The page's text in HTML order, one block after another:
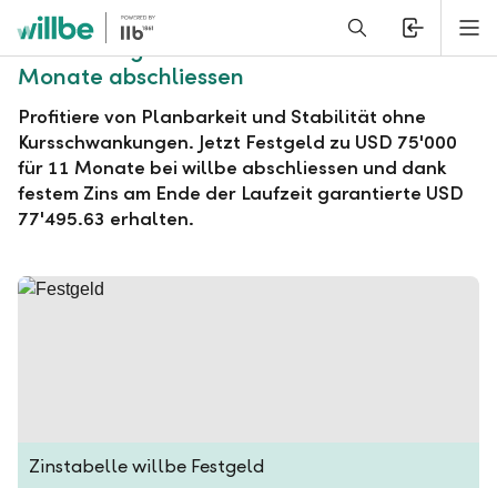
Alerts.Headline
willbe Festgeld zu USD 75'000 für 11
Monate abschliessen
Profitiere von Planbarkeit und Stabilität ohne
Kursschwankungen. Jetzt Festgeld zu USD 75'000
für 11 Monate bei willbe abschliessen und dank
festem Zins am Ende der Laufzeit garantierte USD
77'495.63 erhalten.
Zinstabelle willbe Festgeld